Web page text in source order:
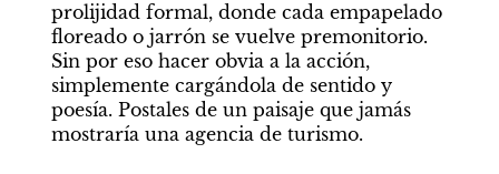
prolijidad formal, donde cada empapelado
floreado o jarrón se vuelve premonitorio.
Sin por eso hacer obvia a la acción,
simplemente cargándola de sentido y
poesía. Postales de un paisaje que jamás
mostraría una agencia de turismo.